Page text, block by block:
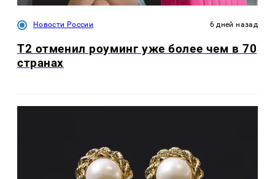
Новости России 6 дней назад
Т2 отменил роуминг уже более чем в 70
странах